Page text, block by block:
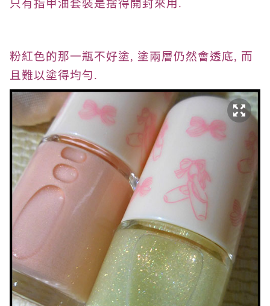
只有指甲油套裝是捨得開封來用.
粉紅色的那一瓶不好塗, 塗兩層仍然會透底, 而
且難以塗得均勻.